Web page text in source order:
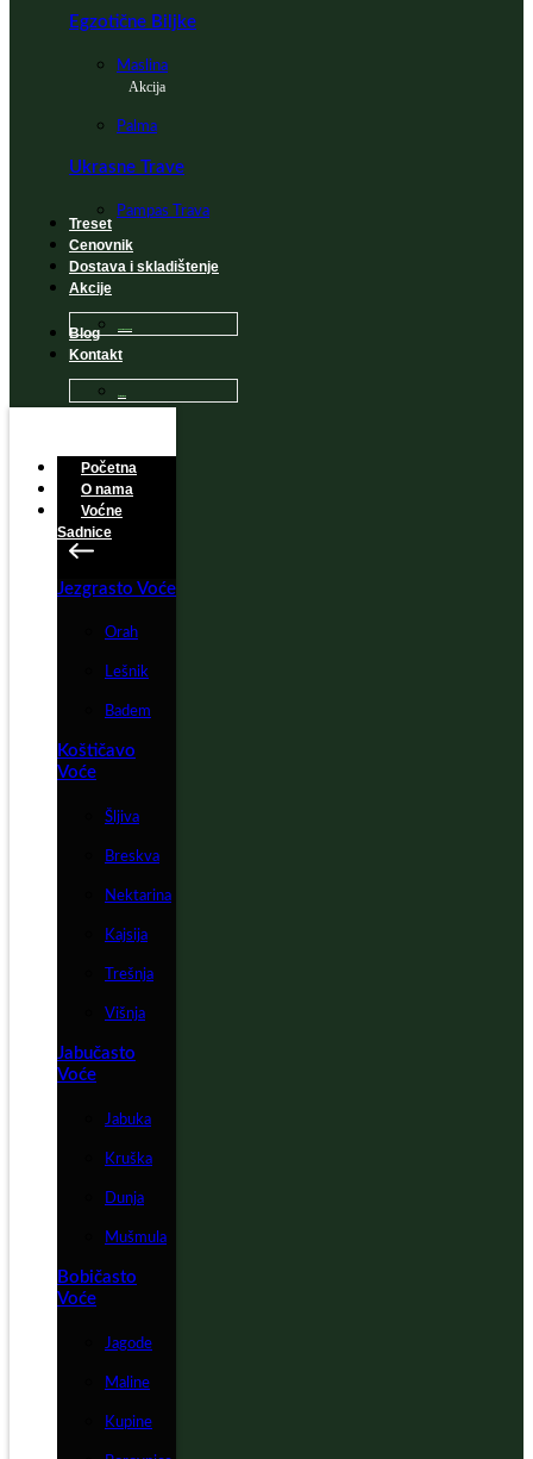
Egzotične Biljke
Maslina
Akcija
Palma
Ukrasne Trave
Pampas Trava
Treset
Cenovnik
Dostava i skladištenje
Akcije
Blog
Kontakt
Početna
O nama
Voćne
Sadnice
Jezgrasto Voće
Orah
Lešnik
Badem
Koštičavo
Voće
Šljiva
Breskva
Nektarina
Kajsija
Trešnja
Višnja
Jabučasto
Voće
Jabuka
Kruška
Dunja
Mušmula
Bobičasto
Voće
Jagode
Maline
Kupine